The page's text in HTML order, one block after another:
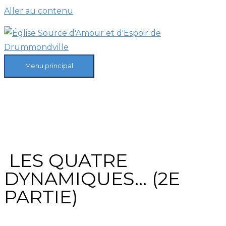
Aller au contenu
Menu principal
LES QUATRE
DYNAMIQUES… (2E
PARTIE)